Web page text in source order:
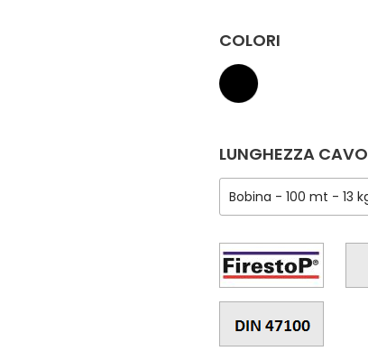
COLORI
LUNGHEZZA CAVO